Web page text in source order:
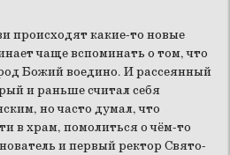
происходят какие-то новые
чаще вспоминать о том, что
Божий воедино. И рассеянный
и раньше считал себя
но часто думал, что
в храм, помолиться о чём-то
и первый ректор Свято-